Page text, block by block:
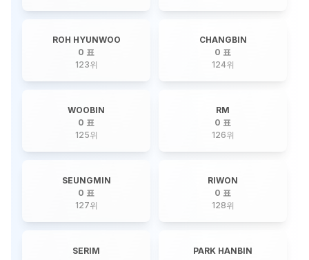
ROH HYUNWOO
0 표
123위
CHANGBIN
0 표
124위
WOOBIN
0 표
125위
RM
0 표
126위
SEUNGMIN
0 표
127위
RIWON
0 표
128위
SERIM
PARK HANBIN